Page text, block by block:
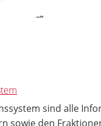
sind alle
sowie den